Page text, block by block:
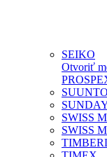
SEIKO
Otvoriť
SUUNTO
SWISS
SWISS